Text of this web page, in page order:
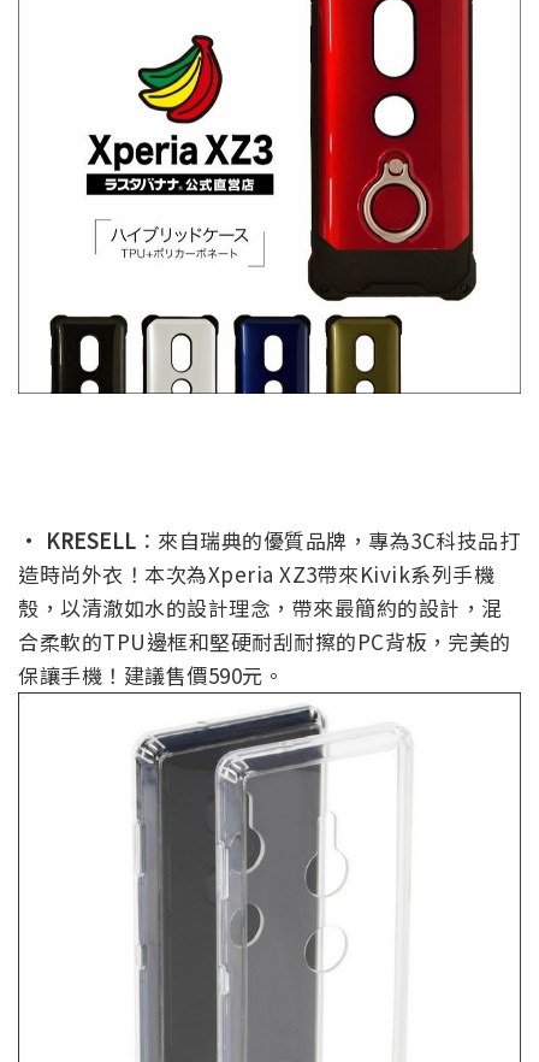
· KRESELL ：來自瑞典的優質品牌，專為3C科技品打
造時尚外衣！本次為Xperia XZ3帶來Kivik系列手機
殼，以清澈如水的設計理念，帶來最簡約的設計，混
合柔軟的TPU邊框和堅硬耐刮耐擦的PC背板，完美的
保讓手機！建議售價590元。